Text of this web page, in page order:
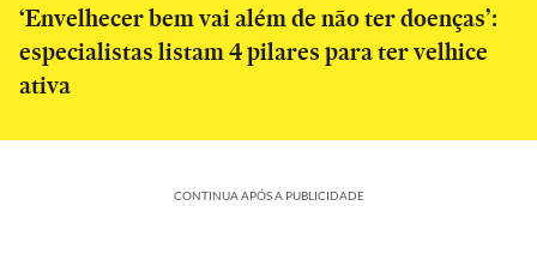
‘Envelhecer bem vai além de não ter doenças’:
especialistas listam 4 pilares para ter velhice
ativa
CONTINUA APÓS A PUBLICIDADE